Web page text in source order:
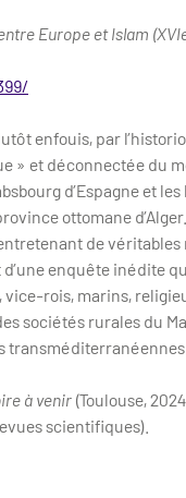
Europe et Islam
enfouis, par
» et déconnectée du
d’Espagne et
ottomane
de
enquête inédite
rois, marins,
sociétés rurales du
transméditerranéennes.
à venir(Toulouse,
scientifiques).